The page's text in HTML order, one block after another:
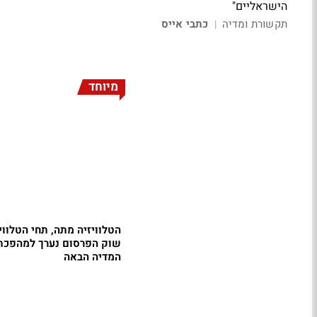
הישראליים"
תקשורת ומדיה | כתבי אייס
מיוחד
הטלוויזיה מתה, תחי
שוק הפרסום נערך
המדיה הבאה